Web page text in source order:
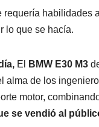
habilidades
lo que se hacía.
El BMW E30 M3
alma de los
motor,
se vendió al